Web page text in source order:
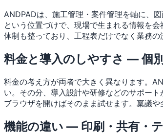
ANDPADは、施工管理・案件管理を軸に、
という位置づけで、現場で生まれる情報を
体制も整っており、工程表だけでなく業務
料金と導入のしやすさ — 個
料金の考え方が両者で大きく異なります。
い。その分、導入設計や研修などのサポー
ブラウザを開けばそのまま試せます。稟議
機能の違い — 印刷・共有・